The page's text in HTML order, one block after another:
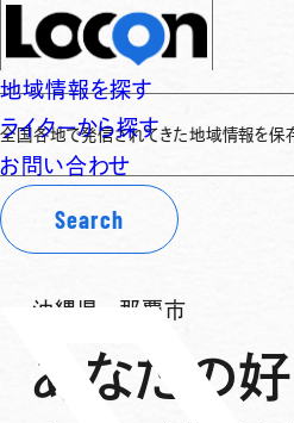
地域情報を探す
ライターから探す
お問い合わせ
Search
されてきた地域情報を保存・整理し、
沖縄県 那覇市
あなたの